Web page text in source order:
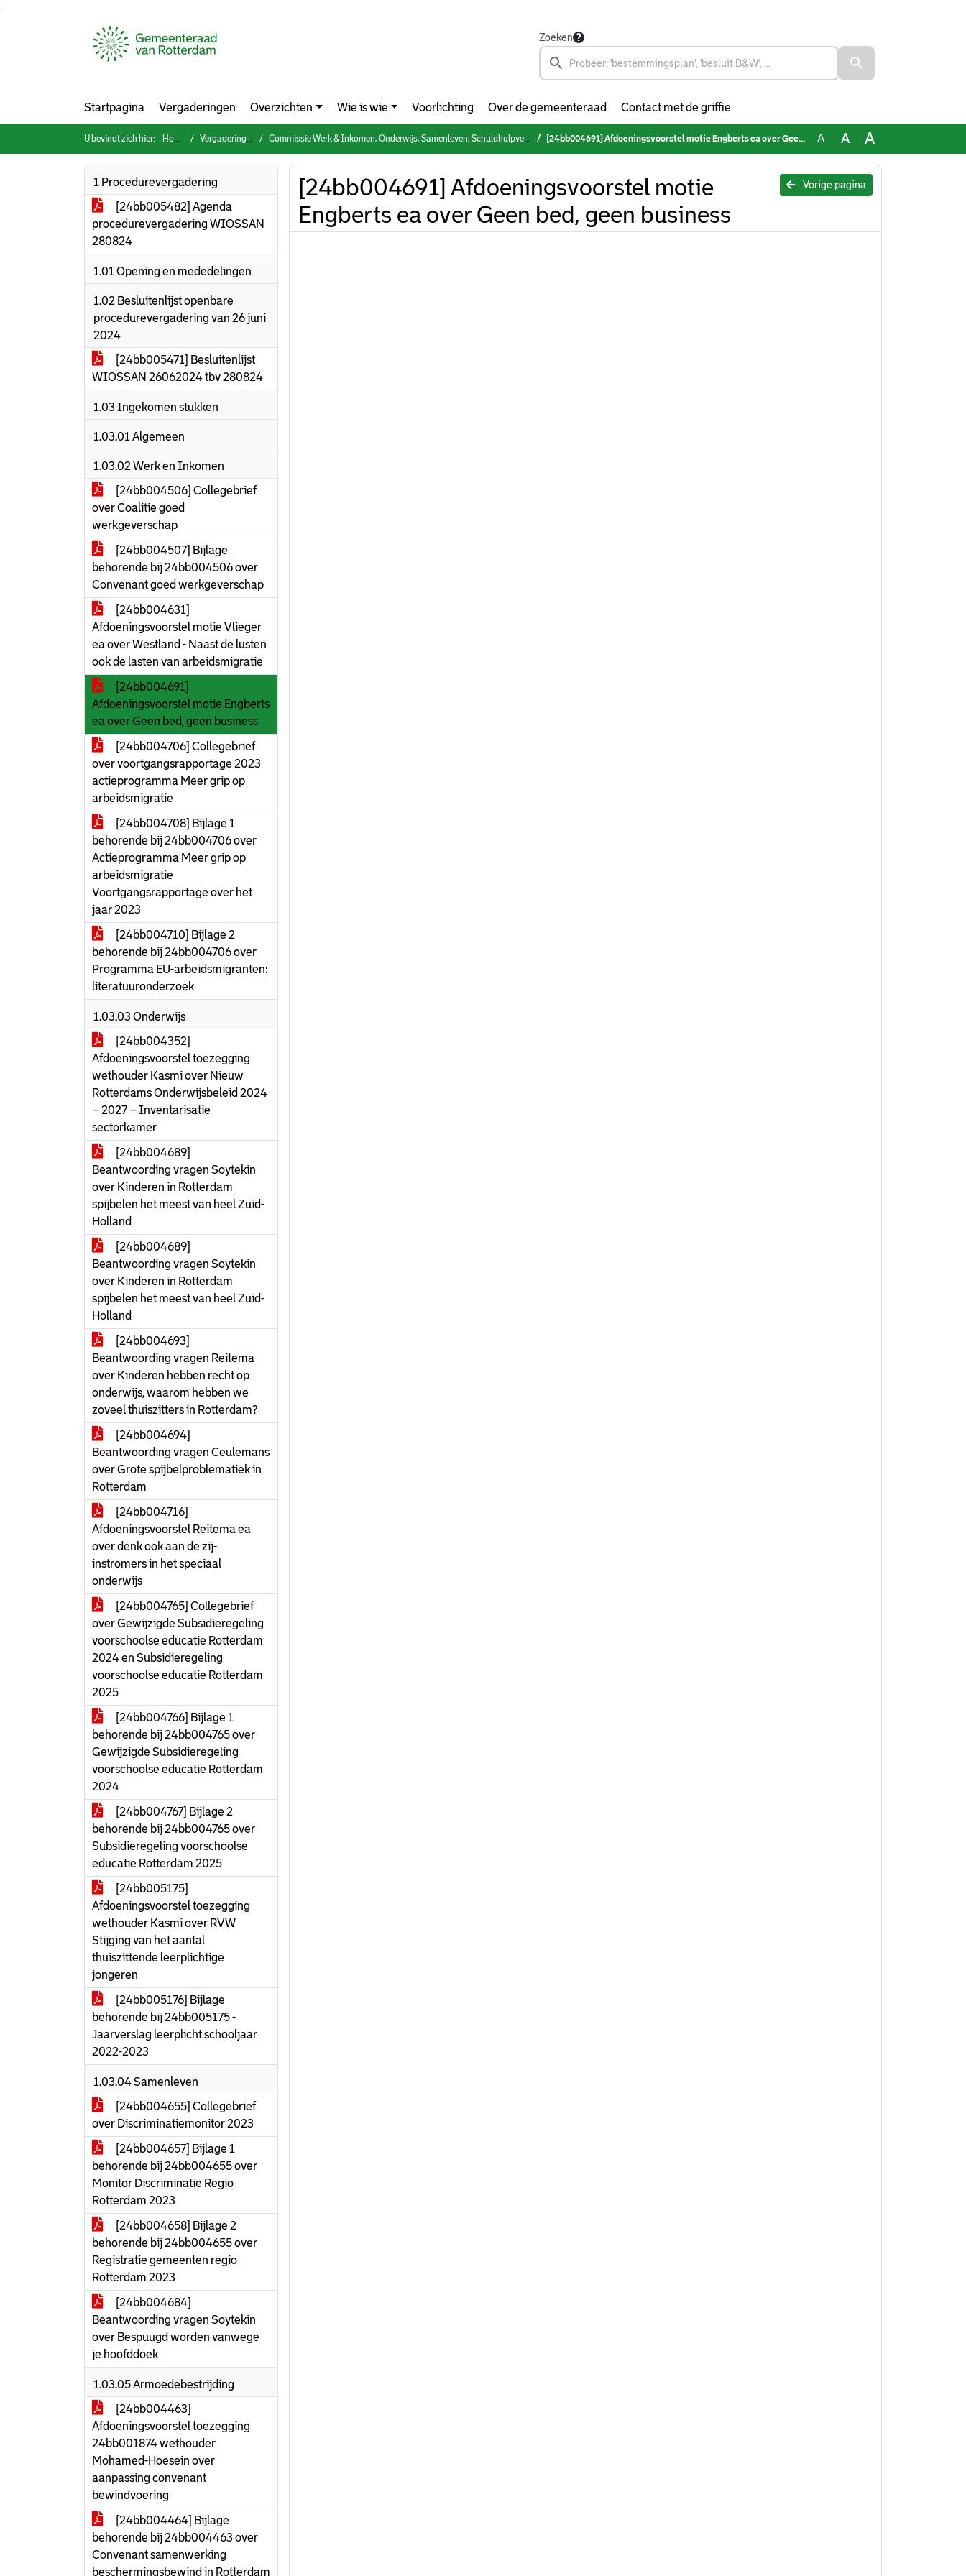
Zoeken
Startpagina Vergaderingen Overzichten Wie is wie Voorlichting Over de gemeenteraad Contact met de griffie
U bevindt zich hier: Home Vergaderingen Commissie Werk & Inkomen, Onderwijs, Samenleven, Schuldhulpverlening & Armoedebestrijding, NPRZ (woensdag 28 augustus 2024) [24bb004691] Afdoeningsvoorstel motie Engberts ea over Geen bed, geen business A A A
1 Procedurevergadering
[24bb005482] Agenda
procedurevergadering WIOSSAN
280824
1.01 Opening en mededelingen
1.02 Besluitenlijst openbare
procedurevergadering van 26 juni
2024
[24bb005471] Besluitenlijst
WIOSSAN 26062024 tbv 280824
1.03 Ingekomen stukken
1.03.01 Algemeen
1.03.02 Werk en Inkomen
[24bb004506] Collegebrief
over Coalitie goed
werkgeverschap
[24bb004507] Bijlage
behorende bij 24bb004506 over
Convenant goed werkgeverschap
[24bb004631]
Afdoeningsvoorstel motie Vlieger
ea over Westland - Naast de lusten
ook de lasten van arbeidsmigratie
[24bb004691]
Afdoeningsvoorstel motie Engberts
ea over Geen bed, geen business
[24bb004706] Collegebrief
over voortgangsrapportage 2023
actieprogramma Meer grip op
arbeidsmigratie
[24bb004708] Bijlage 1
behorende bij 24bb004706 over
Actieprogramma Meer grip op
arbeidsmigratie
Voortgangsrapportage over het
jaar 2023
[24bb004710] Bijlage 2
behorende bij 24bb004706 over
Programma EU-arbeidsmigranten:
literatuuronderzoek
1.03.03 Onderwijs
[24bb004352]
Afdoeningsvoorstel toezegging
wethouder Kasmi over Nieuw
Rotterdams Onderwijsbeleid 2024
– 2027 – Inventarisatie
sectorkamer
[24bb004689]
Beantwoording vragen Soytekin
over Kinderen in Rotterdam
spijbelen het meest van heel Zuid-
Holland
[24bb004689]
Beantwoording vragen Soytekin
over Kinderen in Rotterdam
spijbelen het meest van heel Zuid-
Holland
[24bb004693]
Beantwoording vragen Reitema
over Kinderen hebben recht op
onderwijs, waarom hebben we
zoveel thuiszitters in Rotterdam?
[24bb004694]
Beantwoording vragen Ceulemans
over Grote spijbelproblematiek in
Rotterdam
[24bb004716]
Afdoeningsvoorstel Reitema ea
over denk ook aan de zij-
instromers in het speciaal
onderwijs
[24bb004765] Collegebrief
over Gewijzigde Subsidieregeling
voorschoolse educatie Rotterdam
2024 en Subsidieregeling
voorschoolse educatie Rotterdam
2025
[24bb004766] Bijlage 1
behorende bij 24bb004765 over
Gewijzigde Subsidieregeling
voorschoolse educatie Rotterdam
2024
[24bb004767] Bijlage 2
behorende bij 24bb004765 over
Subsidieregeling voorschoolse
educatie Rotterdam 2025
[24bb005175]
Afdoeningsvoorstel toezegging
wethouder Kasmi over RVW
Stijging van het aantal
thuiszittende leerplichtige
jongeren
[24bb005176] Bijlage
behorende bij 24bb005175 -
Jaarverslag leerplicht schooljaar
2022-2023
1.03.04 Samenleven
[24bb004655] Collegebrief
over Discriminatiemonitor 2023
[24bb004657] Bijlage 1
behorende bij 24bb004655 over
Monitor Discriminatie Regio
Rotterdam 2023
[24bb004658] Bijlage 2
behorende bij 24bb004655 over
Registratie gemeenten regio
Rotterdam 2023
[24bb004684]
Beantwoording vragen Soytekin
over Bespuugd worden vanwege
je hoofddoek
1.03.05 Armoedebestrijding
[24bb004463]
Afdoeningsvoorstel toezegging
24bb001874 wethouder
Mohamed-Hoesein over
aanpassing convenant
bewindvoering
[24bb004464] Bijlage
behorende bij 24bb004463 over
Convenant samenwerking
beschermingsbewind in Rotterdam
Vorige pagina
[24bb004691] Afdoeningsvoorstel motie
Engberts ea over Geen bed, geen business